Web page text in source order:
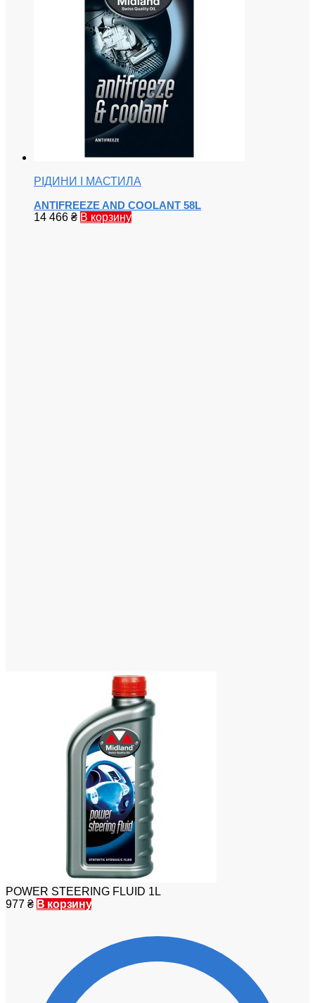
РІДИНИ І МАСТИЛА
ANTIFREEZE AND COOLANT 58L
14 466 ₴ В корзину
POWER STEERING FLUID 1L
977 ₴ В корзину